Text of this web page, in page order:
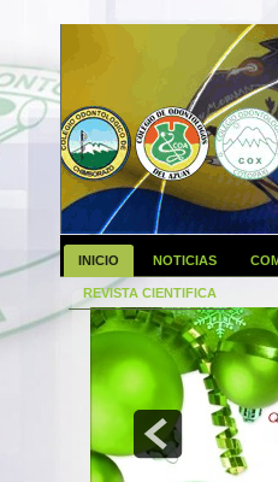
INICIO NOTICIAS
REVISTA CIENTIFICA